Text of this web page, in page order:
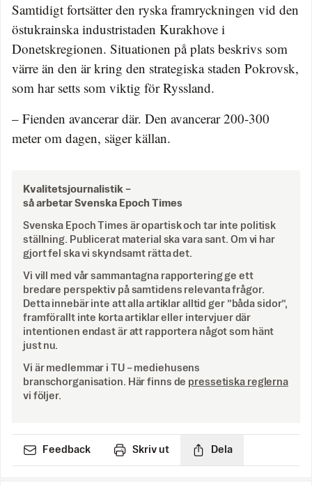
Samtidigt fortsätter den ryska framryckningen vid den
östukrainska industristaden Kurakhove i
Donetskregionen. Situationen på plats beskrivs som
värre än den är kring den strategiska staden Pokrovsk,
som har setts som viktig för Ryssland.
– Fienden avancerar där. Den avancerar 200-300
meter om dagen, säger källan.
Kvalitetsjournalistik –
så arbetar Svenska Epoch Times
Svenska Epoch Times är opartisk och tar inte politisk
ställning. Publicerat material ska vara sant. Om vi har
gjort fel ska vi skyndsamt rätta det.
Vi vill med vår sammantagna rapportering ge ett
bredare perspektiv på samtidens relevanta frågor.
Detta innebär inte att alla artiklar alltid ger ”båda sidor”,
framförallt inte korta artiklar eller intervjuer där
intentionen endast är att rapportera något som hänt
just nu.
Vi är medlemmar i TU – mediehusens
branschorganisation. Här finns de pressetiska reglerna
vi följer.
Feedback Skriv ut Dela